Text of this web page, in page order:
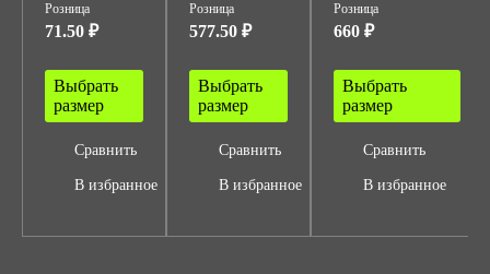
Розница
71.50 ₽
Выбрать
размер
Сравнить
В избранное
Розница
577.50 ₽
Выбрать
размер
Сравнить
В избранное
Розница
660 ₽
Выбрать
размер
Сравнить
В избранное